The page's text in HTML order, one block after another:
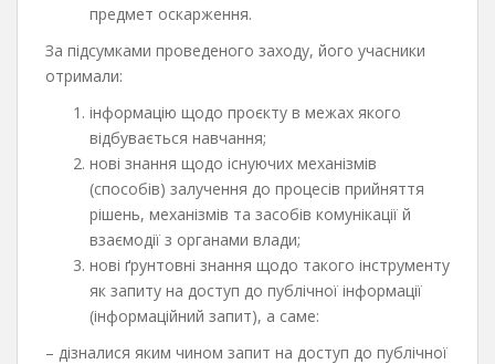
предмет оскарження.
За підсумками проведеного заходу, його учасники
отримали:
інформацію щодо проєкту в межах якого
відбувається навчання;
нові знання щодо існуючих механізмів
(способів) залучення до процесів прийняття
рішень, механізмів та засобів комунікації й
взаємодії з органами влади;
нові ґрунтовні знання щодо такого інструменту
як запиту на доступ до публічної інформації
(інформаційний запит), а саме:
– дізналися яким чином запит на доступ до публічної